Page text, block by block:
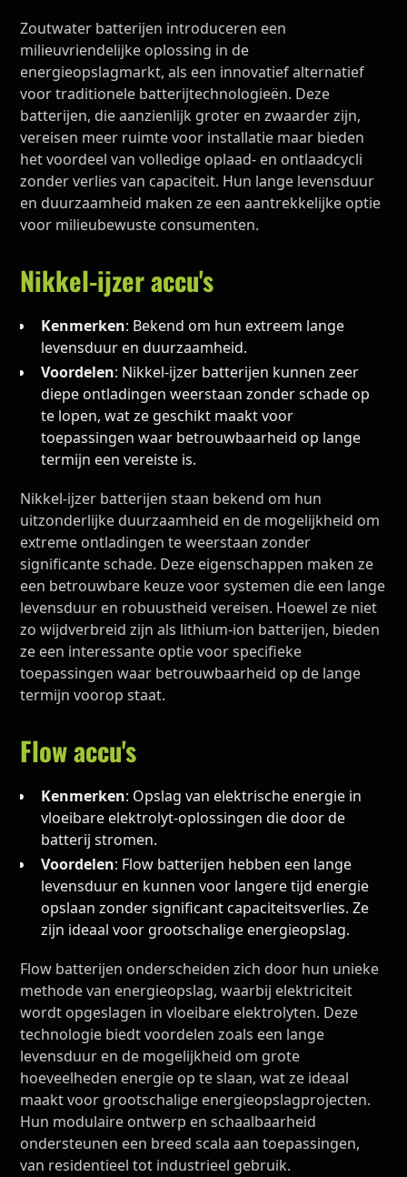
Zoutwater batterijen introduceren een
milieuvriendelijke oplossing in de
energieopslagmarkt, als een innovatief alternatief
voor traditionele batterijtechnologieën. Deze
batterijen, die aanzienlijk groter en zwaarder zijn,
vereisen meer ruimte voor installatie maar bieden
het voordeel van volledige oplaad- en ontlaadcycli
zonder verlies van capaciteit. Hun lange levensduur
en duurzaamheid maken ze een aantrekkelijke optie
voor milieubewuste consumenten.
Nikkel-ijzer accu's
Kenmerken: Bekend om hun extreem lange
levensduur en duurzaamheid.
Voordelen: Nikkel-ijzer batterijen kunnen zeer
diepe ontladingen weerstaan zonder schade op
te lopen, wat ze geschikt maakt voor
toepassingen waar betrouwbaarheid op lange
termijn een vereiste is.
Nikkel-ijzer batterijen staan bekend om hun
uitzonderlijke duurzaamheid en de mogelijkheid om
extreme ontladingen te weerstaan zonder
significante schade. Deze eigenschappen maken ze
een betrouwbare keuze voor systemen die een lange
levensduur en robuustheid vereisen. Hoewel ze niet
zo wijdverbreid zijn als lithium-ion batterijen, bieden
ze een interessante optie voor specifieke
toepassingen waar betrouwbaarheid op de lange
termijn voorop staat.
Flow accu's
Kenmerken: Opslag van elektrische energie in
vloeibare elektrolyt-oplossingen die door de
batterij stromen.
Voordelen: Flow batterijen hebben een lange
levensduur en kunnen voor langere tijd energie
opslaan zonder significant capaciteitsverlies. Ze
zijn ideaal voor grootschalige energieopslag.
Flow batterijen onderscheiden zich door hun unieke
methode van energieopslag, waarbij elektriciteit
wordt opgeslagen in vloeibare elektrolyten. Deze
technologie biedt voordelen zoals een lange
levensduur en de mogelijkheid om grote
hoeveelheden energie op te slaan, wat ze ideaal
maakt voor grootschalige energieopslagprojecten.
Hun modulaire ontwerp en schaalbaarheid
ondersteunen een breed scala aan toepassingen,
van residentieel tot industrieel gebruik.